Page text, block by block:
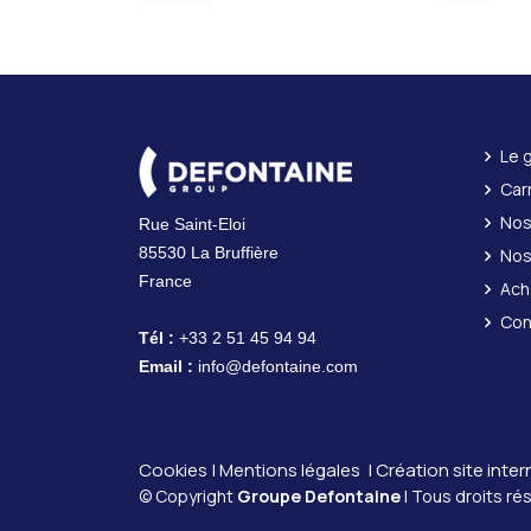
Rue Saint-Eloi
85530 La Bruffière
France
Tél : +33 2 51 45 94 94
Email : info@defontaine.com
Le
Cookies |Mentions légales | Création site
© Copyright Groupe Defontaine| Tous droits